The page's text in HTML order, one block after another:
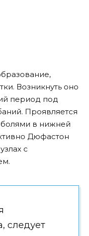
Возникнуть оно
период под
Проявляется
в нижней
Дюфастон
с
следует